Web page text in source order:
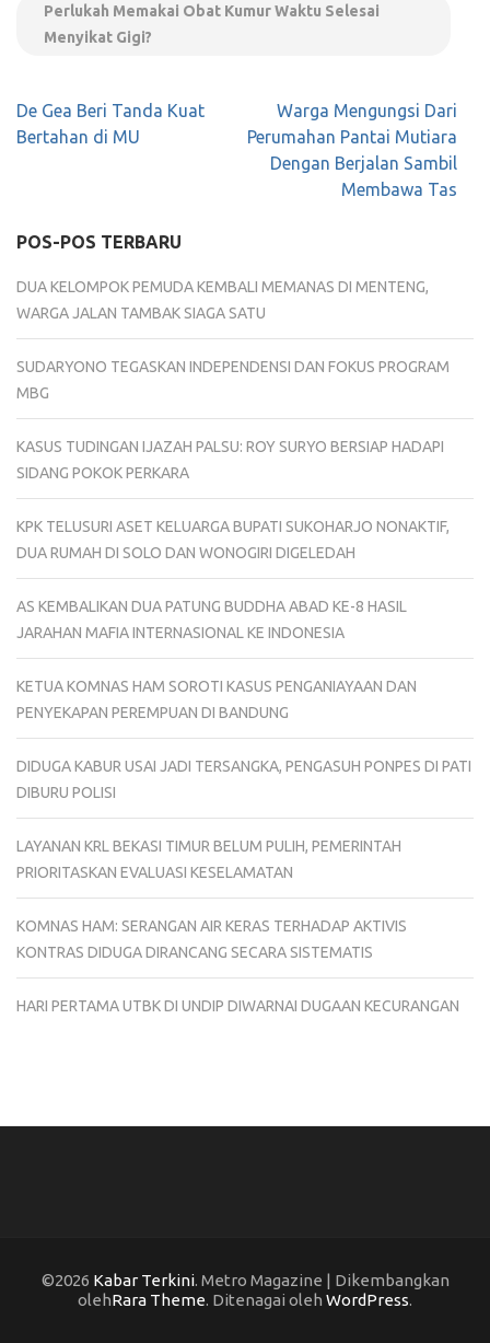
Perlukah Memakai Obat Kumur Waktu Selesai
Menyikat Gigi?
Navigasi
pos
De Gea Beri Tanda Kuat
Bertahan di MU
Warga Mengungsi Dari
Perumahan Pantai Mutiara
Dengan Berjalan Sambil
Membawa Tas
POS-POS TERBARU
DUA KELOMPOK PEMUDA KEMBALI MEMANAS DI MENTENG,
WARGA JALAN TAMBAK SIAGA SATU
SUDARYONO TEGASKAN INDEPENDENSI DAN FOKUS PROGRAM
MBG
KASUS TUDINGAN IJAZAH PALSU: ROY SURYO BERSIAP HADAPI
SIDANG POKOK PERKARA
KPK TELUSURI ASET KELUARGA BUPATI SUKOHARJO NONAKTIF,
DUA RUMAH DI SOLO DAN WONOGIRI DIGELEDAH
AS KEMBALIKAN DUA PATUNG BUDDHA ABAD KE-8 HASIL
JARAHAN MAFIA INTERNASIONAL KE INDONESIA
KETUA KOMNAS HAM SOROTI KASUS PENGANIAYAAN DAN
PENYEKAPAN PEREMPUAN DI BANDUNG
DIDUGA KABUR USAI JADI TERSANGKA, PENGASUH PONPES DI PATI
DIBURU POLISI
LAYANAN KRL BEKASI TIMUR BELUM PULIH, PEMERINTAH
PRIORITASKAN EVALUASI KESELAMATAN
KOMNAS HAM: SERANGAN AIR KERAS TERHADAP AKTIVIS
KONTRAS DIDUGA DIRANCANG SECARA SISTEMATIS
HARI PERTAMA UTBK DI UNDIP DIWARNAI DUGAAN KECURANGAN
©2026 Kabar Terkini. Metro Magazine | Dikembangkan
olehRara Theme. Ditenagai oleh WordPress.